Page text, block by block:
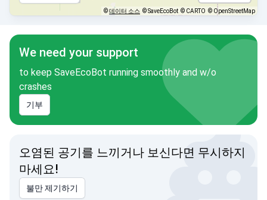
©데이터 소스 © SaveEcoBot © CARTO © OpenStreetMap
We need your support
to keep SaveEcoBot running smoothly and w/o
crashes
기부
오염된 공기를 느끼거나 보신다면 무시하지
마세요!
불만 제기하기